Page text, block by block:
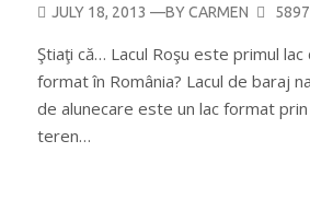
POSTED
JULY 18, 2013 —BYCARMEN 5897
Ştiaţi că… Lacul Roşu este primul
format în România? Lacul de baraj
de alunecare este un lac format
teren…